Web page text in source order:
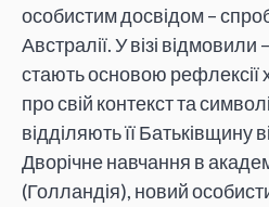
особистим досвідом –
Австралії. У візі відмовили
стають основою рефлексії
про свій контекст та
відділяють її Батьківщину
Дворічне навчання в
(Голландія), новий